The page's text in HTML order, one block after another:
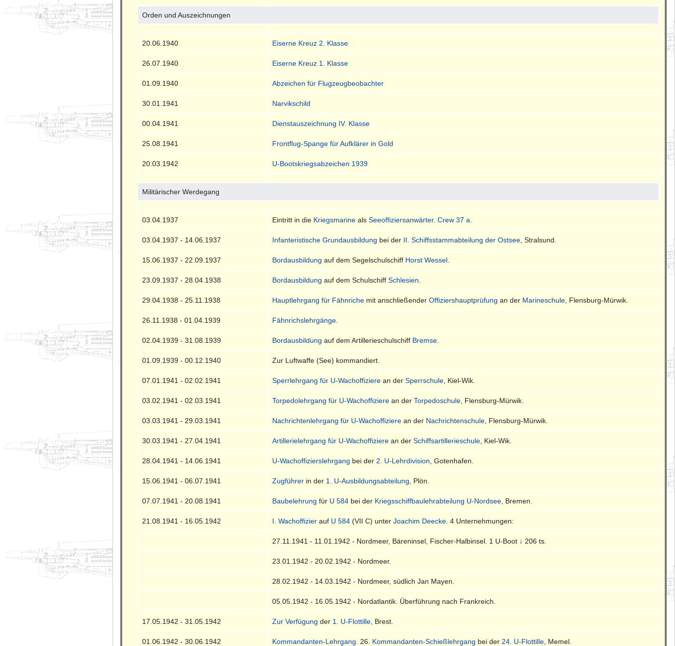
Orden und Auszeichnungen
20.06.1940 Eiserne Kreuz 2. Klasse
26.07.1940 Eiserne Kreuz 1. Klasse
01.09.1940 Abzeichen für Flugzeugbeobachter
30.01.1941 Narvikschild
00.04.1941 Dienstauszeichnung IV. Klasse
25.08.1941 Frontflug-Spange für Aufklärer in Gold
20.03.1942 U-Bootskriegsabzeichen 1939
Militärischer Werdegang
03.04.1937 Eintritt in die Kriegsmarine alsSeeoffiziersanwärter.Crew 37 a
03.04.1937 - 14.06.1937 Infanteristische Grundausbildung bei der II. Schiffsstammabteilung der Ostsee , Stralsund.
15.06.1937 - 22.09.1937 Bordausbildung auf dem Segelschulschiff Horst Wessel
23.09.1937 - 28.04.1938 Bordausbildung auf dem SchulschiffSchlesien
29.04.1938 - 25.11.1938 Hauptlehrgang für Fähnriche mit anschließenderOffiziershauptprüfung an der Marineschule , Flensburg-Mürwik.
26.11.1938 - 01.04.1939 Fähnrichslehrgänge
02.04.1939 - 31.08.1939 Bordausbildung auf dem Artillerieschulschiff Bremse
01.09.1939 - 00.12.1940 Zur Luftwaffe (See) kommandiert.
07.01.1941 - 02.02.1941 Sperrlehrgang für U-Wachoffiziere an derSperrschule , Kiel-Wik.
03.02.1941 - 02.03.1941 Torpedolehrgang für U-Wachoffiziere an derTorpedoschule , Flensburg-Mürwik.
03.03.1941 - 29.03.1941 Nachrichtenlehrgang für U-Wachoffiziere an der Nachrichtenschule , Flensburg-Mürwik.
30.03.1941 - 27.04.1941 Artillerielehrgang für U-Wachoffiziere an derSchiffsartillerieschule , Kiel-Wik.
28.04.1941 - 14.06.1941 U-Wachoffizierslehrgang bei der 2. U-Lehrdivision , Gotenhafen.
15.06.1941 - 06.07.1941 Zugführer in der 1. U-Ausbildungsabteilung , Plön.
07.07.1941 - 20.08.1941 Baubelehrung für U 584 bei der Kriegsschiffbaulehrabteilung U-Nordsee , Bremen.
21.08.1941 - 16.05.1942 I. Wachoffizier auf U 584 (VII C) unterJoachim Deecke . 4 Unternehmungen:
27.11.1941 - 11.01.1942 - Nordmeer, Bäreninsel, Fischer-Halbinsel. 1 U-Boot ↓ 206 ts.
23.01.1942 - 20.02.1942 - Nordmeer.
28.02.1942 - 14.03.1942 - Nordmeer, südlich Jan Mayen.
05.05.1942 - 16.05.1942 - Nordatlantik. Überführung nach Frankreich.
17.05.1942 - 31.05.1942 Zur Verfügung der 1. U-Flottille , Brest.
01.06.1942 - 30.06.1942 Kommandanten-Lehrgang . 26. Kommandanten-Schießlehrgang bei der 24. U-Flottille , Memel.